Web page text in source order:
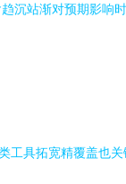
沉站渐对预期影响
具拓宽精覆盖也